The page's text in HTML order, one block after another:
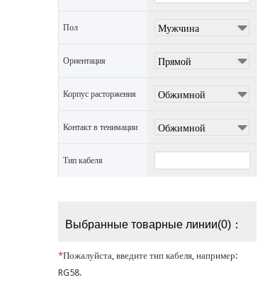
Пол
Ориентация
Корпус расторжения
Контакт в тенимации
Тип кабеля
Выбранные товарные линии(0)：
*Пожалуйста, введите тип кабеля, например:
RG58.